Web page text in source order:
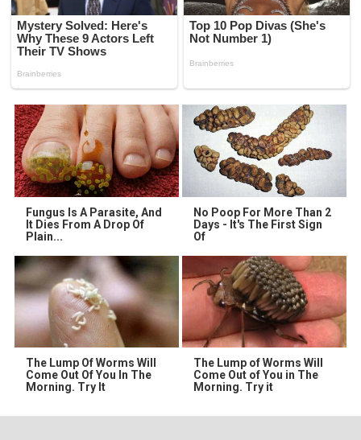
Fungus Is A Parasite, And
It Dies From A Drop Of
Plain...
No Poop For More Than 2
Days - It's The First Sign
Of
The Lump Of Worms Will
Come Out Of You In The
Morning. Try It
The Lump of Worms Will
Come Out of You in The
Morning. Try it